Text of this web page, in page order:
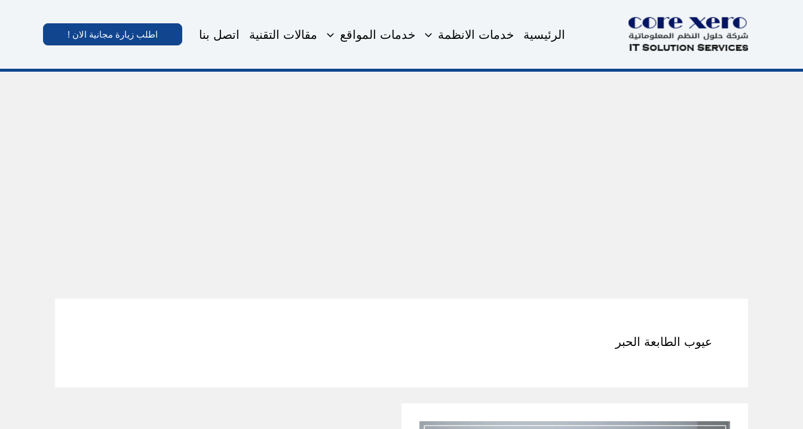
الرئيسية خدمات الانظمة خدمات المواقع مقالات التقنية اتصل بنا اطلب زيارة مجانية الان !
عيوب الطابعة الحبر